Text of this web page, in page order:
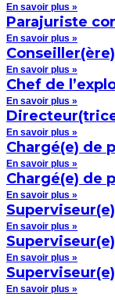
En savoir plus »
Parajuriste
En savoir plus »
En savoir plus »
Chef de
En savoir plus »
En savoir plus »
Chargé(e) de
En savoir plus »
Chargé(e) de
En savoir plus »
En savoir plus »
En savoir plus »
En savoir plus »